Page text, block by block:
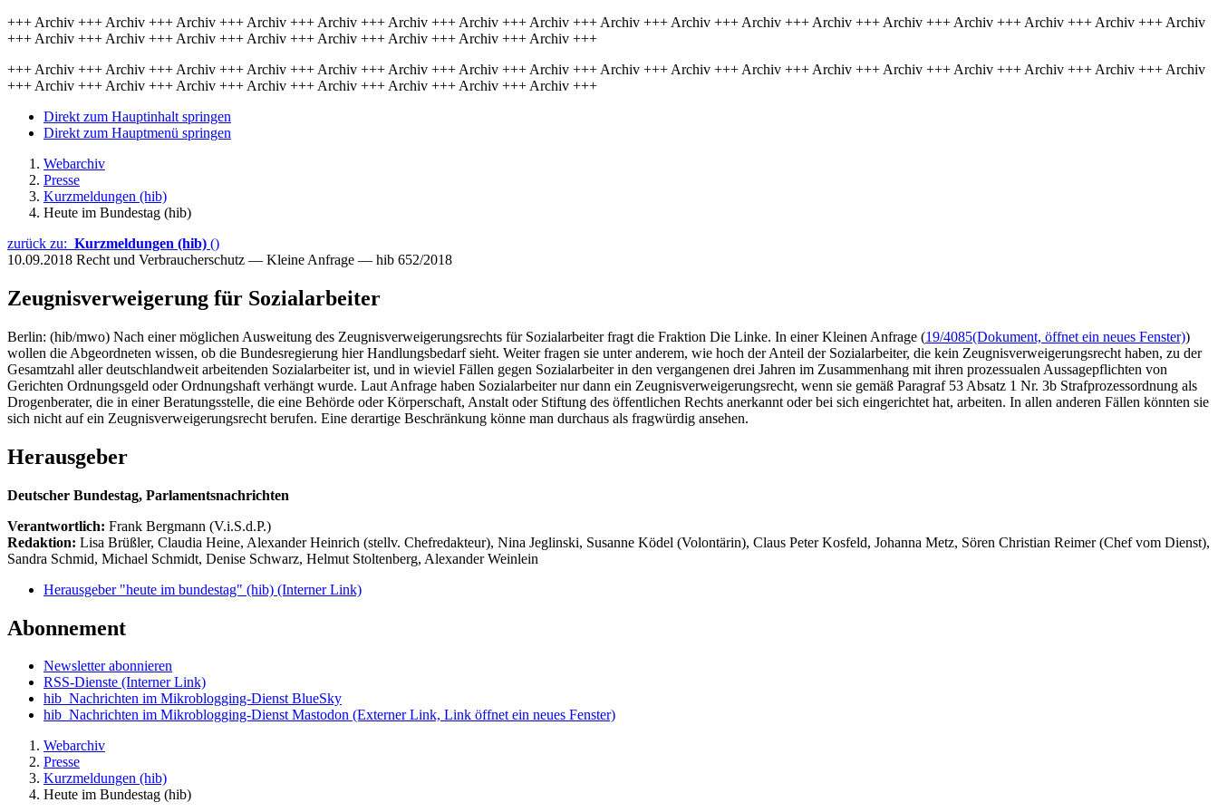
+++ Archiv +++ Archiv +++ Archiv +++ Archiv +++ Archiv +++ Archiv +++ Archiv +++ Archiv +++ Archiv +++ Archiv +++ Archiv +++ Archiv +++ Archiv +++ Archiv +++ Archiv +++ Archiv +++ Archiv
+++ Archiv +++ Archiv +++ Archiv +++ Archiv +++ Archiv +++ Archiv +++ Archiv +++ Archiv +++
+++ Archiv +++ Archiv +++ Archiv +++ Archiv +++ Archiv +++ Archiv +++ Archiv +++ Archiv +++ Archiv +++ Archiv +++ Archiv +++ Archiv +++ Archiv +++ Archiv +++ Archiv +++ Archiv +++ Archiv
+++ Archiv +++ Archiv +++ Archiv +++ Archiv +++ Archiv +++ Archiv +++ Archiv +++ Archiv +++
Direkt zum Hauptinhalt springen
Direkt zum Hauptmenü springen
Webarchiv
Presse
Kurzmeldungen (hib)
Heute im Bundestag (hib)
zurück zu: Kurzmeldungen (hib) ()
10.09.2018 Recht und Verbraucherschutz — Kleine Anfrage — hib 652/2018
Zeugnisverweigerung für Sozialarbeiter
Berlin: (hib/mwo) Nach einer möglichen Ausweitung des Zeugnisverweigerungsrechts für Sozialarbeiter fragt die Fraktion Die Linke. In einer Kleinen Anfrage (19/4085(Dokument, öffnet ein neues Fenster))
wollen die Abgeordneten wissen, ob die Bundesregierung hier Handlungsbedarf sieht. Weiter fragen sie unter anderem, wie hoch der Anteil der Sozialarbeiter, die kein Zeugnisverweigerungsrecht haben, zu der
Gesamtzahl aller deutschlandweit arbeitenden Sozialarbeiter ist, und in wieviel Fällen gegen Sozialarbeiter in den vergangenen drei Jahren im Zusammenhang mit ihren prozessualen Aussagepflichten von
Gerichten Ordnungsgeld oder Ordnungshaft verhängt wurde. Laut Anfrage haben Sozialarbeiter nur dann ein Zeugnisverweigerungsrecht, wenn sie gemäß Paragraf 53 Absatz 1 Nr. 3b Strafprozessordnung als
Drogenberater, die in einer Beratungsstelle, die eine Behörde oder Körperschaft, Anstalt oder Stiftung des öffentlichen Rechts anerkannt oder bei sich eingerichtet hat, arbeiten. In allen anderen Fällen könnten sie
sich nicht auf ein Zeugnisverweigerungsrecht berufen. Eine derartige Beschränkung könne man durchaus als fragwürdig ansehen.
Herausgeber
Deutscher Bundestag, Parlamentsnachrichten
Verantwortlich: Frank Bergmann (V.i.S.d.P.)
Redaktion: Lisa Brüßler, Claudia Heine, Alexander Heinrich (stellv. Chefredakteur), Nina Jeglinski, Susanne Ködel (Volontärin), Claus Peter Kosfeld, Johanna Metz, Sören Christian Reimer (Chef vom Dienst),
Sandra Schmid, Michael Schmidt, Denise Schwarz, Helmut Stoltenberg, Alexander Weinlein
Herausgeber "heute im bundestag" (hib) (Interner Link)
Abonnement
Newsletter abonnieren
RSS-Dienste (Interner Link)
hib_Nachrichten im Mikroblogging-Dienst BlueSky
hib_Nachrichten im Mikroblogging-Dienst Mastodon (Externer Link, Link öffnet ein neues Fenster)
Webarchiv
Presse
Kurzmeldungen (hib)
Heute im Bundestag (hib)